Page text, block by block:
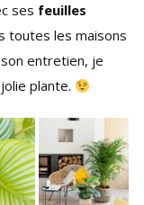
ses feuilles
toutes les maisons
entretien, je
plante.